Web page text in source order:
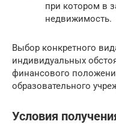
при котором в
недвижимость.
Выбор конкретного
индивидуальных
финансового
образовательного
Условия